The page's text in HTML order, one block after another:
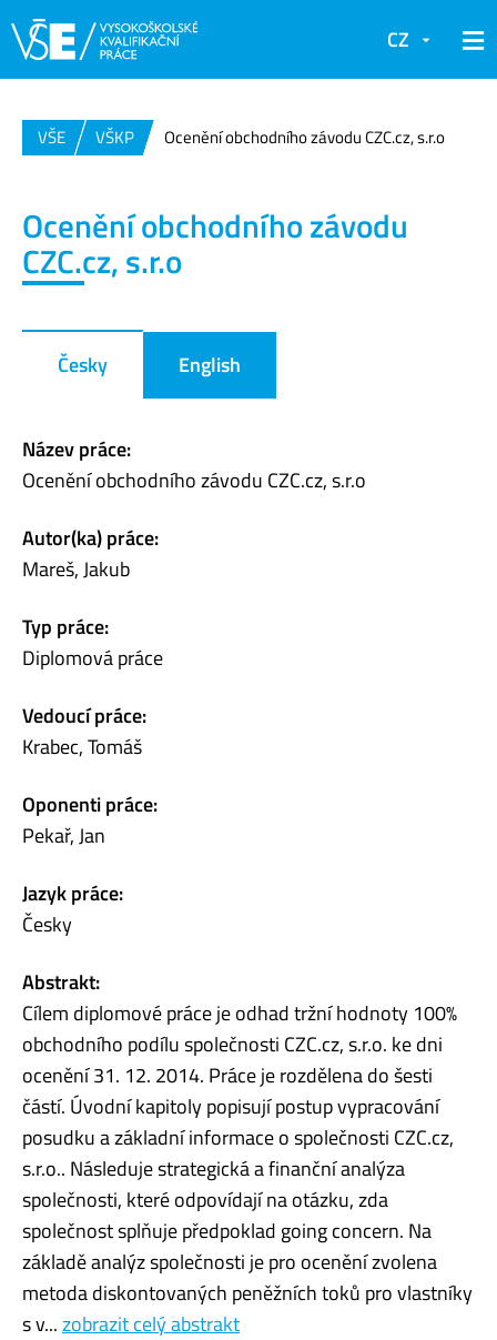
CZ
VŠE VŠKP Ocenění obchodního závodu CZC.cz, s.r.o
Ocenění obchodního závodu
CZC.cz, s.r.o
Česky English
Název práce:
Ocenění obchodního závodu CZC.cz, s.r.o
Autor(ka) práce:
Mareš, Jakub
Typ práce:
Diplomová práce
Vedoucí práce:
Krabec, Tomáš
Oponenti práce:
Pekař, Jan
Jazyk práce:
Česky
Abstrakt:
Cílem diplomové práce je odhad tržní hodnoty 100%
obchodního podílu společnosti CZC.cz, s.r.o. ke dni
ocenění 31. 12. 2014. Práce je rozdělena do šesti
částí. Úvodní kapitoly popisují postup vypracování
posudku a základní informace o společnosti CZC.cz,
s.r.o.. Následuje strategická a finanční analýza
společnosti, které odpovídají na otázku, zda
společnost splňuje předpoklad going concern. Na
základě analýz společnosti je pro ocenění zvolena
metoda diskontovaných peněžních toků pro vlastníky
s v...zobrazit celý abstrakt